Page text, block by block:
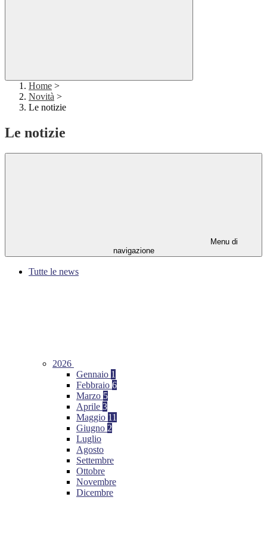
Home >
Novità >
Le notizie
Le notizie
Menu di
navigazione
Tutte le news
2026
Gennaio 1
Febbraio 6
Marzo 5
Aprile 3
Maggio 11
Giugno 2
Luglio
Agosto
Settembre
Ottobre
Novembre
Dicembre